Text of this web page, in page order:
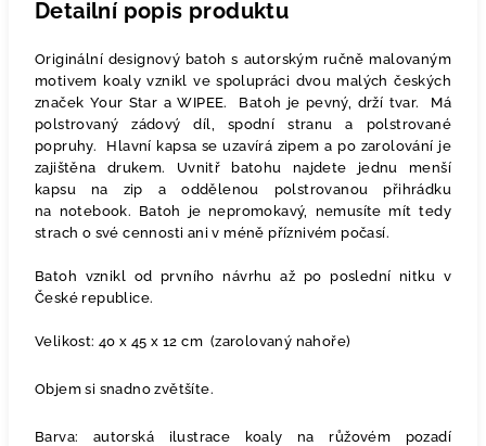
Detailní popis produktu
Originální designový batoh s autorským ručně malovaným
motivem koaly vznikl ve spolupráci dvou malých českých
značek Your Star a WIPEE. Batoh je pevný, drží tvar. Má
polstrovaný zádový díl, spodní stranu a polstrované
popruhy. Hlavní kapsa se uzavírá zipem a po zarolování je
zajištěna drukem. Uvnitř batohu najdete jednu menší
kapsu na zip a oddělenou polstrovanou přihrádku
na notebook. Batoh je nepromokavý, nemusíte mít tedy
strach o své cennosti ani v méně příznivém počasí.
Batoh vznikl od prvního návrhu až po poslední nitku v
České republice.
Velikost: 40 x 45 x 12 cm (zarolovaný nahoře)
Objem si snadno zvětšíte.
Barva: autorská ilustrace koaly na růžovém pozadí